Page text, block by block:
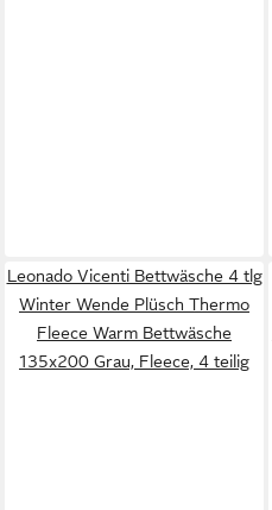
Leonado Vicenti Bettwäsche 4 tlg
Winter Wende Plüsch Thermo
Fleece Warm Bettwäsche
135x200 Grau, Fleece, 4 teilig